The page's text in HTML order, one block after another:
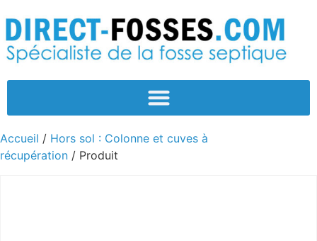
Accueil / Hors sol : Colonne et cuves à
récupération / Produit